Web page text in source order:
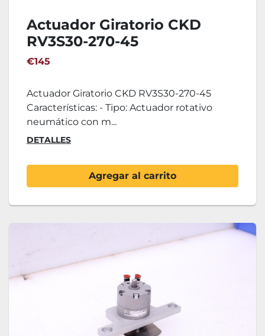
Actuador Giratorio CKD
RV3S30-270-45
€145
Actuador Giratorio CKD RV3S30-270-45
Características: - Tipo: Actuador rotativo
neumático con m...
DETALLES
Agregar al carrito